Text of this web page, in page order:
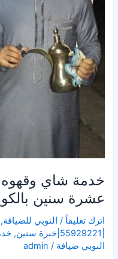
عشرة سنين
اترك تعليقاً / النوبي للضيافة
,
النوبي ضيافة /
admin
عشرة
سنين
بالكويت